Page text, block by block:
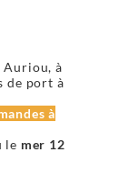
à
de port à
à
le mer 12